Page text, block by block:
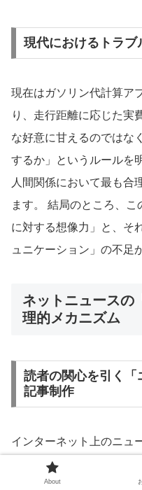
現代におけるトラブ
現在はガソリン代計算ア
り、走行距離に応じた実
な好意に甘えるのではな
するか」というルールを
人間関係において最も合
ます。 結局のところ、こ
に対する想像力」と、そ
ュニケーション」の不足
ネットニュースの
理的メカニズム
読者の関心を引く「
記事制作
インターネット上のニュ
に関するトピックは、読
ト欄を活性化させる「エ
About